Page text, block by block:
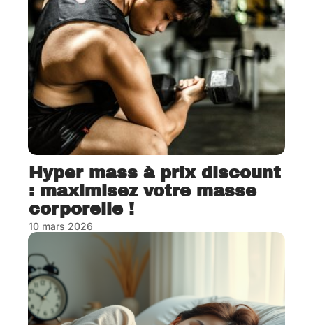
Hyper mass à prix discount
: maximisez votre masse
corporelle !
10 mars 2026